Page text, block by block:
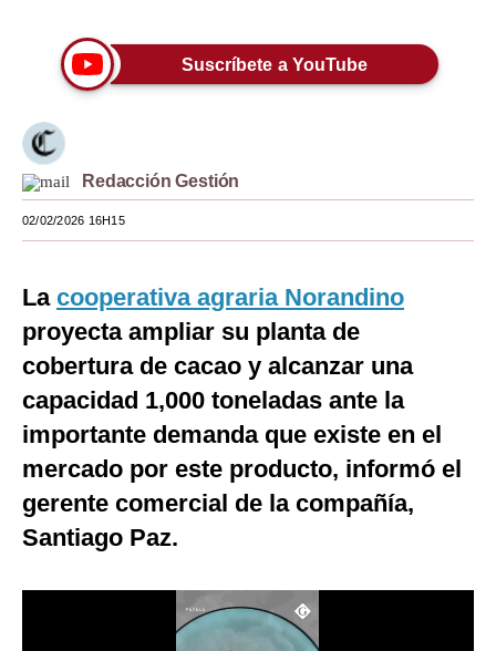
Lujo
Viajes
Moda
Estilos
Mundo
México
España
Internacional
Tecnología
Club del Suscriptor
Mix
Suscríbete a YouTube
Redacción Gestión
02/02/2026 16H15
La cooperativa agraria Norandino
proyecta ampliar su planta de
cobertura de cacao y alcanzar una
capacidad 1,000 toneladas ante la
importante demanda que existe en el
mercado por este producto, informó el
gerente comercial de la compañía,
Santiago Paz.